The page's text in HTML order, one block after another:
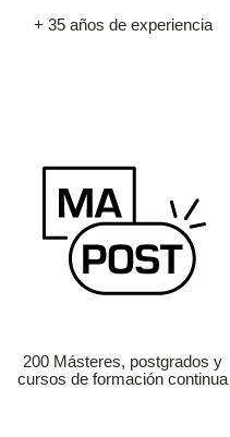
+ 35 años de experiencia
200 Másteres, postgrados y
cursos de formación continua